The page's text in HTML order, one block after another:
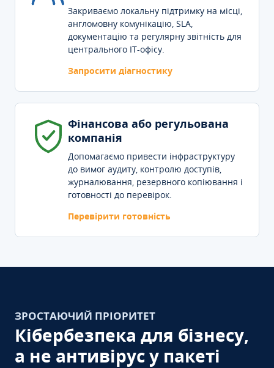
Закриваємо локальну підтримку на місці,
англомовну комунікацію, SLA,
документацію та регулярну звітність для
центрального IT-офісу.
Запросити діагностику
Фінансова або регульована
компанія
Допомагаємо привести інфраструктуру
до вимог аудиту, контролю доступів,
журналювання, резервного копіювання і
готовності до перевірок.
Перевірити готовність
ЗРОСТАЮЧИЙ ПРІОРИТЕТ
Кібербезпека для бізнесу,
а не антивірус у пакеті